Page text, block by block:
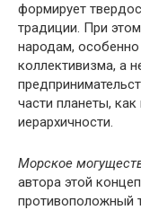
формирует
традиции. При
народам,
коллективизма, а
части планеты,
иерархичности.
Морское
автора этой
противоположный